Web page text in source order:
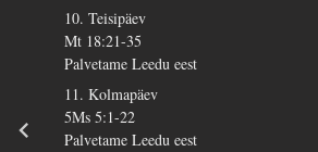
10. Teisipäev
Mt 18:21-35
Palvetame Leedu eest
11. Kolmapäev
5Ms 5:1-22
Palvetame Leedu eest